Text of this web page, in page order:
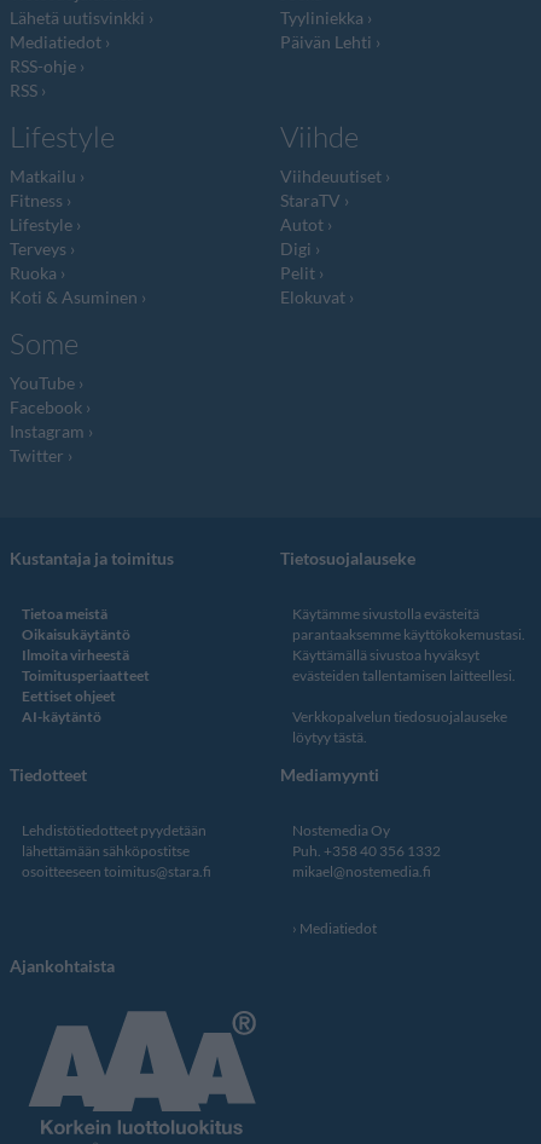
Lähetä uutisvinkki
Mediatiedot
RSS-ohje
RSS
Tyyliniekka
Päivän Lehti
Lifestyle
Matkailu
Fitness
Lifestyle
Terveys
Ruoka
Koti & Asuminen
Viihde
Viihdeuutiset
StaraTV
Autot
Digi
Pelit
Elokuvat
Some
YouTube
Facebook
Instagram
Twitter
Kustantaja ja toimitus
Tietoa meistä
Oikaisukäytäntö
Ilmoita virheestä
Toimitusperiaatteet
Eettiset ohjeet
AI-käytäntö
Tietosuojalauseke
Käytämme sivustolla evästeitä
parantaaksemme käyttökokemustasi.
Käyttämällä sivustoa hyväksyt
evästeiden tallentamisen laitteellesi.
Verkkopalvelun tiedosuojalauseke
löytyy tästä
Tiedotteet
Lehdistötiedotteet pyydetään
lähettämään sähköpostitse
osoitteeseen toimitus@stara.fi
Mediamyynti
Nostemedia Oy
Puh. +358 40 356 1332
mikael@nostemedia.fi
Mediatiedot
Ajankohtaista